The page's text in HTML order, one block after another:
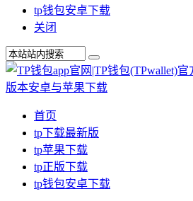
tp钱包安卓下载
关闭
首页
tp下载最新版
tp苹果下载
tp正版下载
tp钱包安卓下载